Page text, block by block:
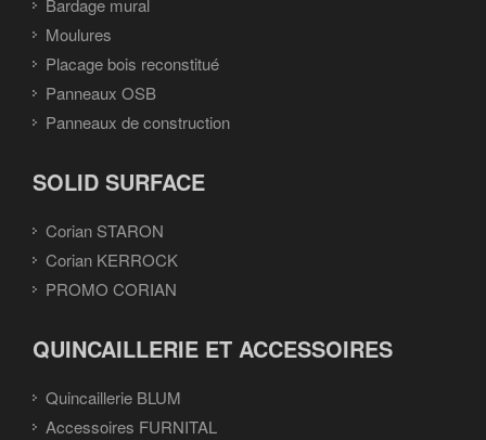
Bardage mural
Moulures
Placage bois reconstitué
Panneaux OSB
Panneaux de construction
SOLID SURFACE
Corian STARON
Corian KERROCK
PROMO CORIAN
QUINCAILLERIE ET ACCESSOIRES
Quincaillerie BLUM
Accessoires FURNITAL